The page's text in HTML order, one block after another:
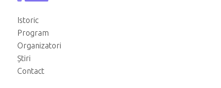
Istoric
Program
Organizatori
Știri
Contact